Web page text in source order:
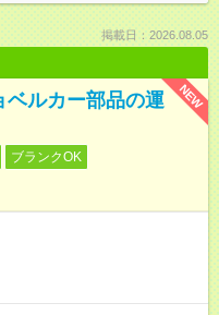
掲載日：2026.08.05
NEW
ベルカー部品の運
ブランクOK